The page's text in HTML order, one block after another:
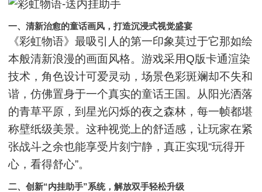
一、清新治愈的童话画风，打造沉浸式视觉盛宴
《彩虹物语》最吸引人的第一印象莫过于它那如绘
本般清新浪漫的画面风格。游戏采用Q版卡通渲染
技术，角色设计可爱灵动，场景色彩斑斓却不失和
谐，仿佛置身于一个真实的童话王国。从阳光洒落
的青草平原，到星光闪烁的夜之森林，每一帧都堪
称壁纸级美景。这种视觉上的舒适感，让玩家在紧
张战斗之余也能享受片刻宁静，真正实现“玩得开
心，看得舒心”。
二、创新“内挂助手”系统，解放双手轻松升级